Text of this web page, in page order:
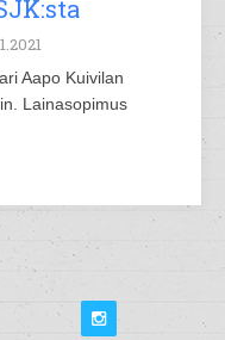
Aapo Kuivilan
Lainasopimus